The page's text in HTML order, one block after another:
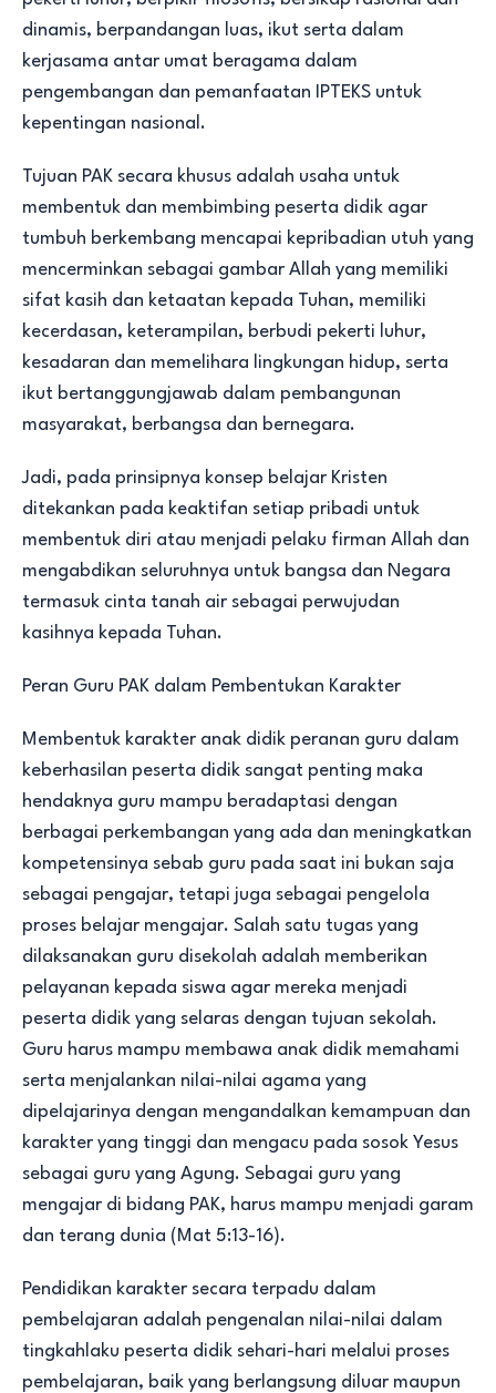
dinamis, berpandangan luas, ikut serta dalam
kerjasama antar umat beragama dalam
pengembangan dan pemanfaatan IPTEKS untuk
kepentingan nasional.
Tujuan PAK secara khusus adalah usaha untuk
membentuk dan membimbing peserta didik agar
tumbuh berkembang mencapai kepribadian utuh yang
mencerminkan sebagai gambar Allah yang memiliki
sifat kasih dan ketaatan kepada Tuhan, memiliki
kecerdasan, keterampilan, berbudi pekerti luhur,
kesadaran dan memelihara lingkungan hidup, serta
ikut bertanggungjawab dalam pembangunan
masyarakat, berbangsa dan bernegara.
Jadi, pada prinsipnya konsep belajar Kristen
ditekankan pada keaktifan setiap pribadi untuk
membentuk diri atau menjadi pelaku firman Allah dan
mengabdikan seluruhnya untuk bangsa dan Negara
termasuk cinta tanah air sebagai perwujudan
kasihnya kepada Tuhan.
Peran Guru PAK dalam Pembentukan Karakter
Membentuk karakter anak didik peranan guru dalam
keberhasilan peserta didik sangat penting maka
hendaknya guru mampu beradaptasi dengan
berbagai perkembangan yang ada dan meningkatkan
kompetensinya sebab guru pada saat ini bukan saja
sebagai pengajar, tetapi juga sebagai pengelola
proses belajar mengajar. Salah satu tugas yang
dilaksanakan guru disekolah adalah memberikan
pelayanan kepada siswa agar mereka menjadi
peserta didik yang selaras dengan tujuan sekolah.
Guru harus mampu membawa anak didik memahami
serta menjalankan nilai-nilai agama yang
dipelajarinya dengan mengandalkan kemampuan dan
karakter yang tinggi dan mengacu pada sosok Yesus
sebagai guru yang Agung. Sebagai guru yang
mengajar di bidang PAK, harus mampu menjadi garam
dan terang dunia (Mat 5:13-16).
Pendidikan karakter secara terpadu dalam
pembelajaran adalah pengenalan nilai-nilai dalam
tingkahlaku peserta didik sehari-hari melalui proses
pembelajaran, baik yang berlangsung diluar maupun